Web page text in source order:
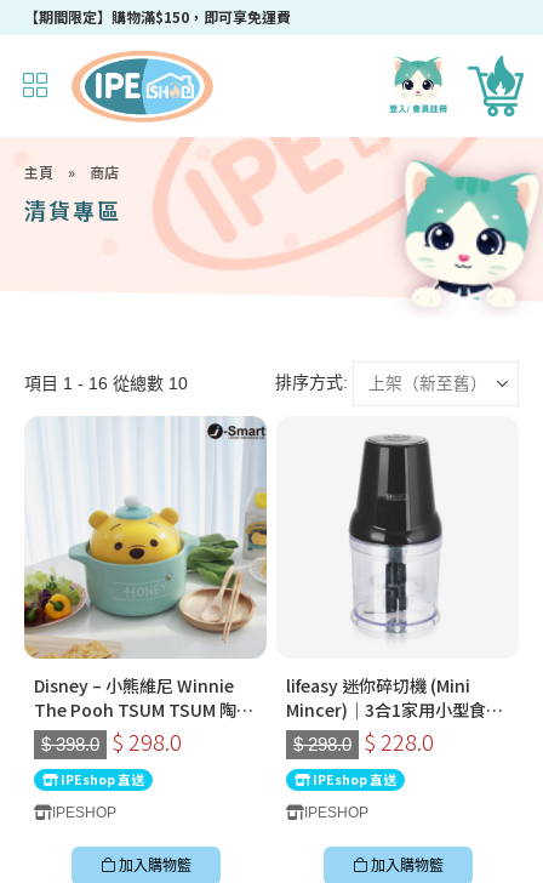
【期間限定】購物滿$150，即可享免運費
主頁 » 商店
清貨專區
項目 1 - 16 從總數 10 排序方式:
Disney – 小熊維尼 Winnie
The Pooh TSUM TSUM 陶瓷
煲 (Disney 迪士尼官方授權正
貨)
$ 398.0 $ 298.0
IPEshop 直送
IPESHOP
加入購物籃
lifeasy 迷你碎切機 (Mini
Mincer)｜3合1家用小型食物
處理器 (400W)
$ 298.0 $ 228.0
IPEshop 直送
IPESHOP
加入購物籃